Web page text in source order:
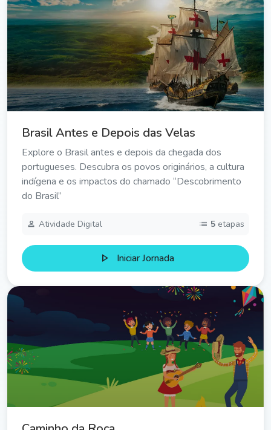
Brasil Antes e Depois das Velas
Explore o Brasil antes e depois da chegada dos
portugueses. Descubra os povos originários, a cultura
indígena e os impactos do chamado “Descobrimento
do Brasil”
person Atividade Digital list 5 etapas
play_arrow Iniciar Jornada